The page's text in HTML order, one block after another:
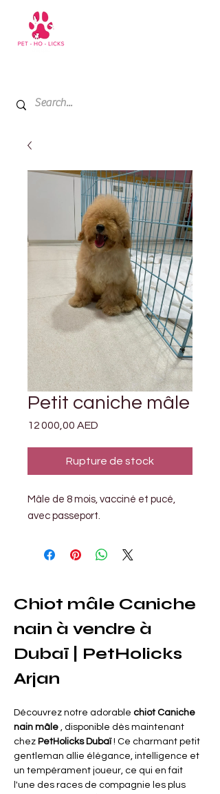
Petit caniche mâle
12 000,00 AED
Rupture de stock
Mâle de 8 mois, vacciné et pucé,
avec passeport.
Chiot mâle Caniche
nain à vendre à
Dubaï | PetHolicks
Arjan
Découvrez notre adorable chiot Caniche
nain mâle , disponible dès maintenant
chez PetHolicks Dubaï ! Ce charmant petit
gentleman allie élégance, intelligence et
un tempérament joueur, ce qui en fait
l'une des races de compagnie les plus